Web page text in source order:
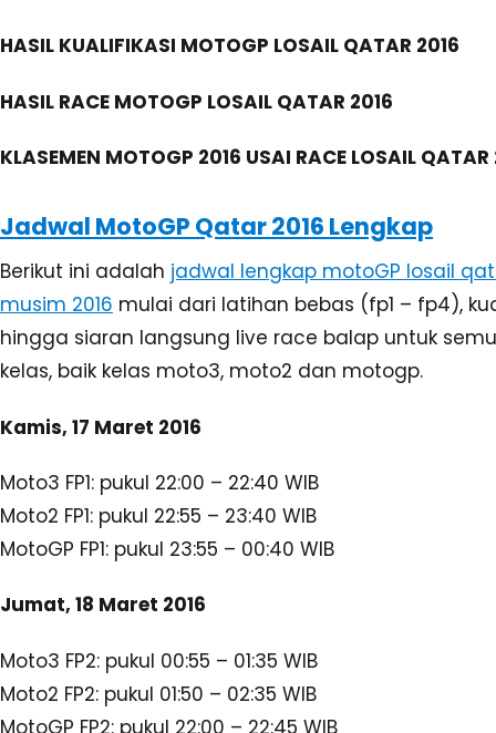
MotoGP FP1: pukul 23:55 – 00:40 WIB
Jumat, 18 Maret 2016
Moto3 FP2: pukul 00:55 – 01:35 WIB
MotoGP FP2: pukul 22:00 – 22:45 WIB
Moto3 FP3: pukul 23:00 – 23:40 WIB
Moto2 FP3: pukul 23:55 – 00:40 WIB
Sabtu, 19 Maret 2016
Moto3 QP: pukul 22:00 – 22:40 WIB
Moto2 QP: pukul 22:55 – 23:40 WIB
MotoGP FP4: pukul 23:55 – 00:25 WIB
Minggu, 20 Maret 2016
MotoGP Q1: pukul 00:35 – 00:50 WIB
MotoGP Q2: pukul 01:00 – 01:15 WIB
Moto3 RACE: pukul 22:00 WIB
Moto2 RACE: pukul 23:20 WIB